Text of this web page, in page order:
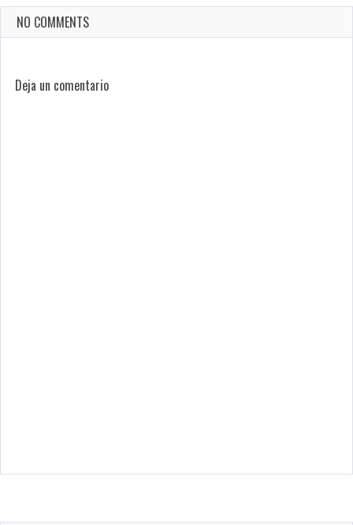
NO COMMENTS
Deja un comentario